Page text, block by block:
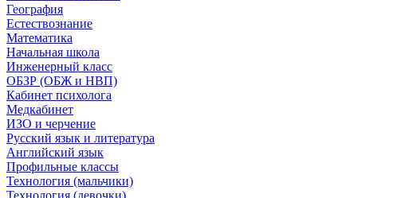
География
Естествознание
Математика
Начальная школа
Инженерный класс
ОБЗР (ОБЖ и НВП)
Кабинет психолога
Медкабинет
ИЗО и черчение
Русский язык и литература
Английский язык
Профильные классы
Технология (мальчики)
Технология (девочки)